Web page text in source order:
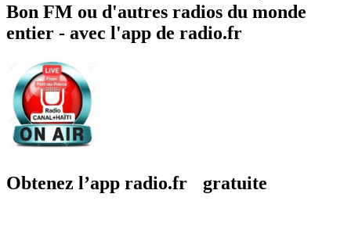
Bon FM ou d'autres radios du monde
entier - avec l'app de radio.fr
Obtenez l’app radio.fr gratuite